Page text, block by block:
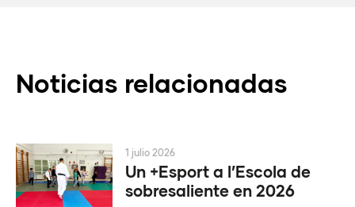
Noticias relacionadas
Un +Esport a l’Escola de
sobresaliente en 2026
1 julio 2026